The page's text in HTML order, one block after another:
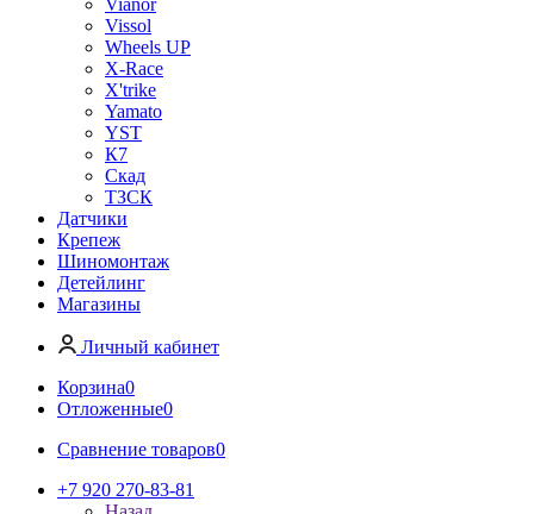
Vianor
Vissol
Wheels UP
X-Race
X'trike
Yamato
YST
К7
Скад
ТЗСК
Датчики
Крепеж
Шиномонтаж
Детейлинг
Магазины
Личный кабинет
Корзина0
Отложенные0
Сравнение товаров0
+7 920 270-83-81